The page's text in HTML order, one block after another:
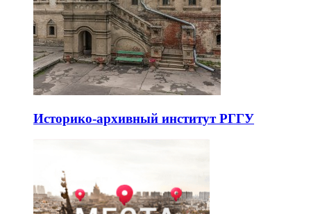
Историко-архивный институт РГГУ